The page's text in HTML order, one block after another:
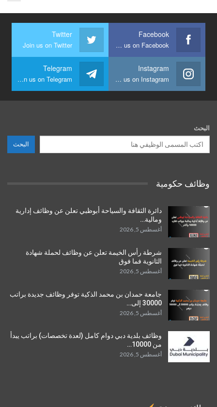
Facebook
Join us on Facebook
Twitter
Join us on Twitter
Instagram
Join us on Instagram
Telegram
Join us on Telegram
البحث
البحث
وظائف حكومية
دائرة الثقافة والسياحة أبوظبي تعلن عن وظائف إدارية
ومالية…
أغسطس 5, 2026
شرطة رأس الخيمة تعلن عن وظائف لحملة شهادة
الثانوية فما فوق
أغسطس 5, 2026
جامعة حمدان بن محمد الذكية توفر وظائف جديدة براتب
30000 إلى…
أغسطس 5, 2026
وظائف بلدية دبي دوام كامل (لعدة تخصصات) براتب يبدأ
من 10000…
أغسطس 5, 2026